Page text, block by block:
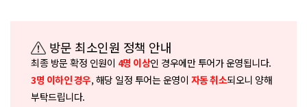
방문 최소인원 정책 안내
최종 방문 확정 인원이 4명 이상인 경우에만 투어가 운영됩니다.
3명 이하인 경우, 해당 일정 투어는 운영이 자동 취소되오니 양해
부탁드립니다.